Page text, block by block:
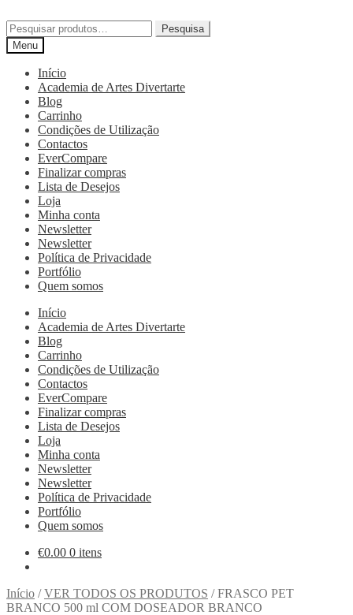
Pesquisa
Menu
Início
Academia de Artes Divertarte
Blog
Carrinho
Condições de Utilização
Contactos
EverCompare
Finalizar compras
Lista de Desejos
Loja
Minha conta
Newsletter
Newsletter
Política de Privacidade
Portfólio
Quem somos
Início
Academia de Artes Divertarte
Blog
Carrinho
Condições de Utilização
Contactos
EverCompare
Finalizar compras
Lista de Desejos
Loja
Minha conta
Newsletter
Newsletter
Política de Privacidade
Portfólio
Quem somos
€0.00 0 itens
Início /VER TODOS OS PRODUTOS /FRASCO PET
BRANCO 500 ml COM DOSEADOR BRANCO